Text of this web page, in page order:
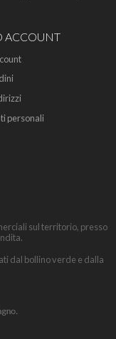
ACCOUNT
personali
sul territorio, presso
dal bollino verde e dalla